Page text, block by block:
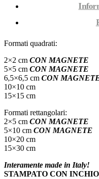
Formati quadrati:
2×2 cm CON MAGNETE
5×5 cm CON MAGNETE
6,5×6,5 cm CON
10×10 cm
15×15 cm
Formati rettangolari:
2×5 cm CON MAGNETE
5×10 cm CON MAGNETE
10×20 cm
15×30 cm
Interamente made in Italy!
STAMPATO CON